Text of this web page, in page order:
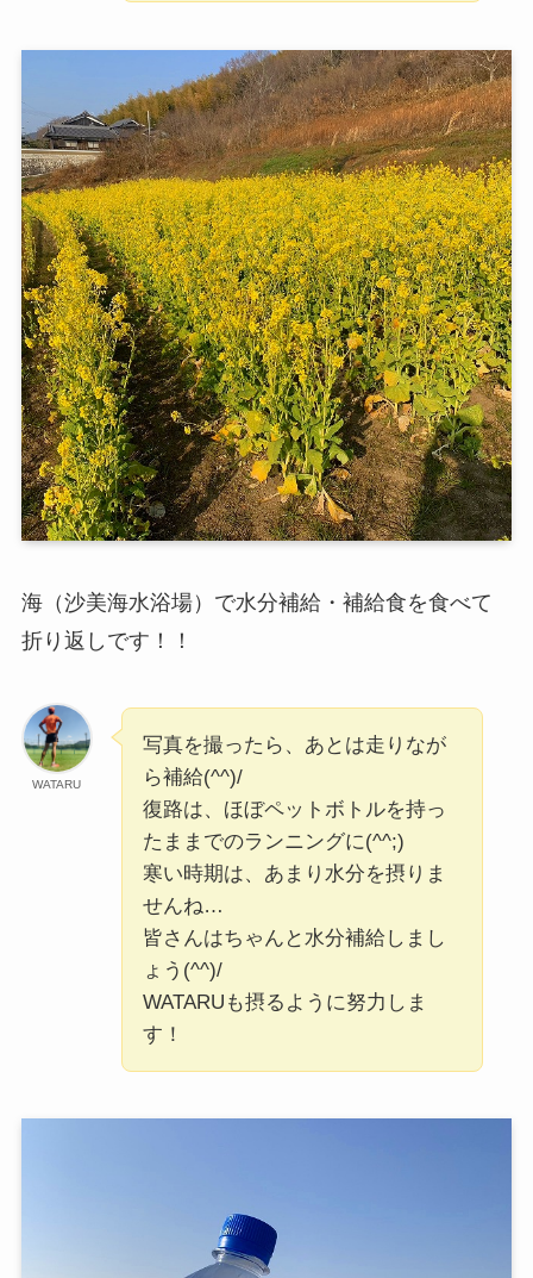
海（沙美海水浴場）で水分補給・補給食を食べて
折り返しです！！
WATARU
写真を撮ったら、あとは走りなが
ら補給(^^)/
復路は、ほぼペットボトルを持っ
たままでのランニングに(^^;)
寒い時期は、あまり水分を摂りま
せんね…
皆さんはちゃんと水分補給しまし
ょう(^^)/
WATARUも摂るように努力しま
す！